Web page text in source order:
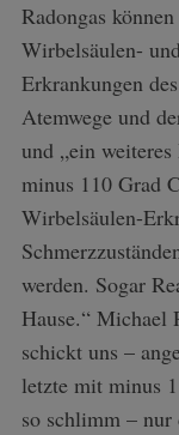
Radongas
Wirbelsäulen-
Erkrankungen
Atemwege und
und „ein
minus 110 Grad
Wirbelsäulen-
werden. Sogar
Hause.“ Michael
schickt uns –
letzte mit minus
so schlimm – nur